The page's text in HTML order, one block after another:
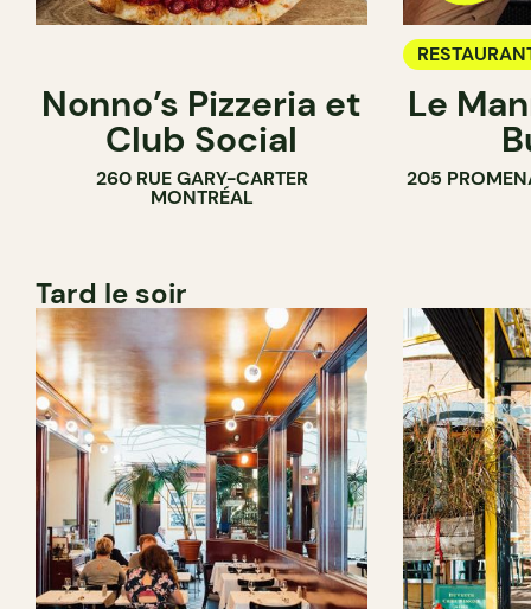
Nonno’s Pizzeria et
Club Social
260 RUE GARY-CARTER
MONTRÉAL
Le
205
Tard le soir